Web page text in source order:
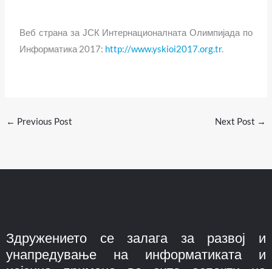
Веб страна за ЈСК Интернационалната Олимпијада по
Информатика 2017: http://www.yskioi2017.org.tr.
← Previous Post Next Post →
Здружението се залага за развој и
унапредување на информатиката и